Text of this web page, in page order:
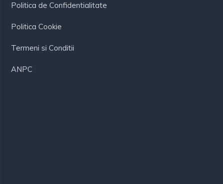
Politica de Confidentialitate
Politica Cookie
Termeni si Conditii
ANPC